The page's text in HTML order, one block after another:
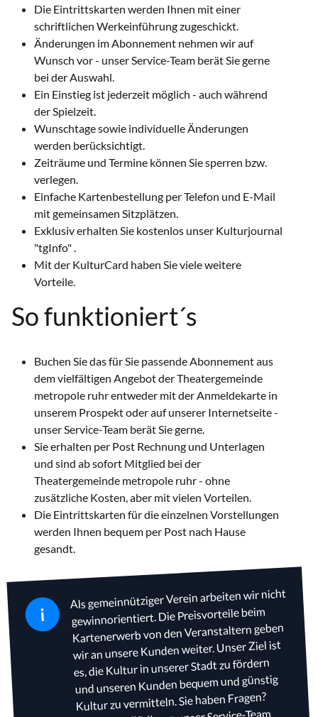
Die Eintrittskarten werden Ihnen mit einer
schriftlichen Werkeinführung zugeschickt.
Änderungen im Abonnement nehmen wir auf
Wunsch vor - unser Service-Team berät Sie gerne
bei der Auswahl.
Ein Einstieg ist jederzeit möglich - auch während
der Spielzeit.
Wunschtage sowie individuelle Änderungen
werden berücksichtigt.
Zeiträume und Termine können Sie sperren bzw.
verlegen.
Einfache Kartenbestellung per Telefon und E-Mail
mit gemeinsamen Sitzplätzen.
Exklusiv erhalten Sie kostenlos unser Kulturjournal
"tgInfo" .
Mit der KulturCard haben Sie viele weitere
Vorteile.
So funktioniert´s
Buchen Sie das für Sie passende Abonnement aus
dem vielfältigen Angebot der Theatergemeinde
metropole ruhr entweder mit der Anmeldekarte in
unserem Prospekt oder auf unserer Internetseite -
unser Service-Team berät Sie gerne.
Sie erhalten per Post Rechnung und Unterlagen
und sind ab sofort Mitglied bei der
Theatergemeinde metropole ruhr - ohne
zusätzliche Kosten, aber mit vielen Vorteilen.
Die Eintrittskarten für die einzelnen Vorstellungen
werden Ihnen bequem per Post nach Hause
gesandt.
i
Als gemeinnütziger Verein arbeiten wir nicht
gewinnorientiert. Die Preisvorteile beim
Kartenerwerb von den Veranstaltern geben
wir an unsere Kunden weiter. Unser Ziel ist
es, die Kultur in unserer Stadt zu fördern
und unseren Kunden bequem und günstig
Kultur zu vermitteln. Sie haben Fragen?